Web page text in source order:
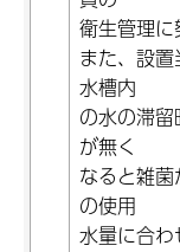
衛生管理に
また、設
水槽内
の水の滞
が無く
なると雑
の使用
水量に合